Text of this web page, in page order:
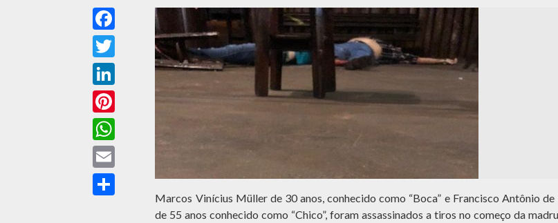
Facebook
LinkedIn
Pinterest
Compartilhar
Marcos Vinícius Müller de 30 anos, conhecido como “Boca” e Francisco Antônio de
de 55 anos conhecido como “Chico”, foram assassinados a tiros no começo da